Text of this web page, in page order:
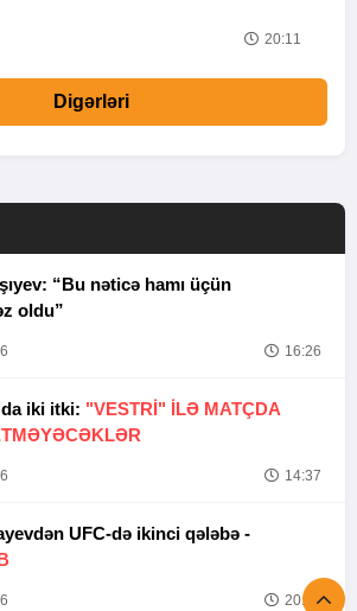
20:11
Digərləri
“Bu nəticə hamı üçün
oldu”
16:26
iki itki: "VESTRİ" İLƏ MATÇDA
14:37
Tofiq Musayevdən UFC-də ikinci qələbə -
20:52